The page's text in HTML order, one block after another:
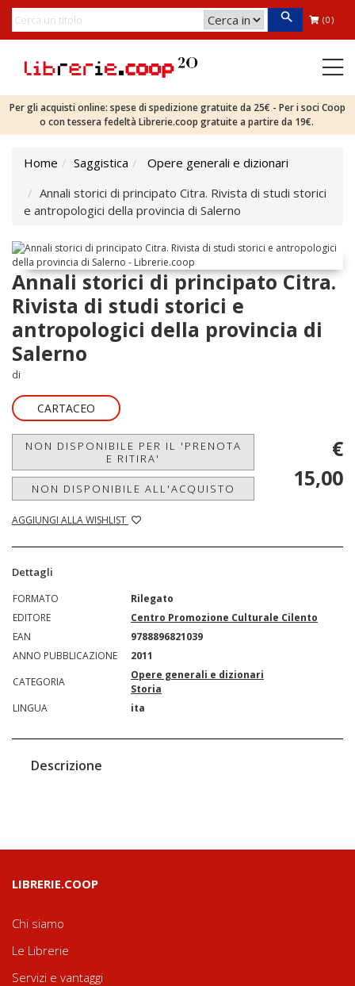
(0)
Per gli acquisti online: spese di spedizione gratuite da 25€ - Per i soci Coop
o con tessera fedeltà Librerie.coop gratuite a partire da 19€.
Home Saggistica
Opere generali e dizionari
Annali storici di principato Citra. Rivista di studi storici
e antropologici della provincia di Salerno
Annali storici di principato Citra.
Rivista di studi storici e
antropologici della provincia di
Salerno
di
CARTACEO
NON DISPONIBILE PER IL 'PRENOTA
E RITIRA'
NON DISPONIBILE ALL'ACQUISTO
AGGIUNGI ALLA WISHLIST
€
15,00
Dettagli
FORMATO
Rilegato
EDITORE
Centro Promozione Culturale Cilento
EAN
9788896821039
ANNO PUBBLICAZIONE
2011
CATEGORIA
Opere generali e dizionari
Storia
LINGUA
ita
Descrizione
LIBRERIE.COOP
Chi siamo
Le Librerie
Servizi e vantaggi